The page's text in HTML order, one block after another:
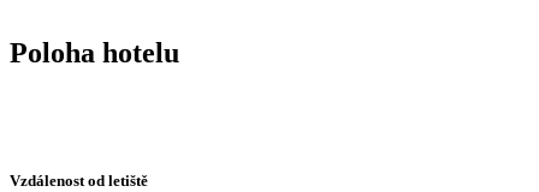
Poloha hotelu
Vzdálenost od letiště